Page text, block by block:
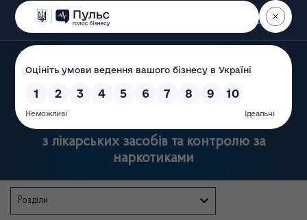
Пошук
Державна служба України
з лікарських засобів та контролю за
наркотиками
Розділи